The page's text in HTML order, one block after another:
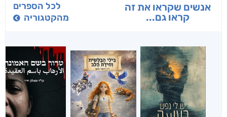
אנשים שקראו את זה
קראו גם...
לכל הספרים
מהקטגוריה